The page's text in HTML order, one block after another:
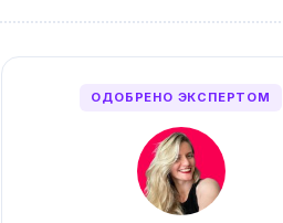
ОДОБРЕНО ЭКСПЕРТОМ